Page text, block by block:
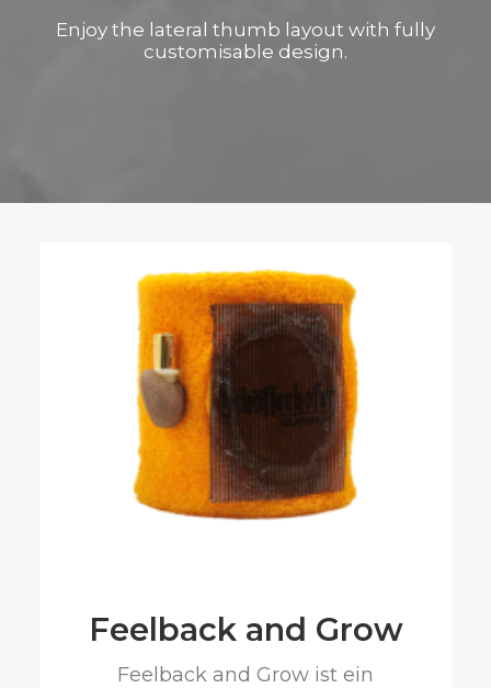
Enjoy the lateral thumb layout with fully
customisable design.
Feelback and Grow
Feelback and Grow ist ein